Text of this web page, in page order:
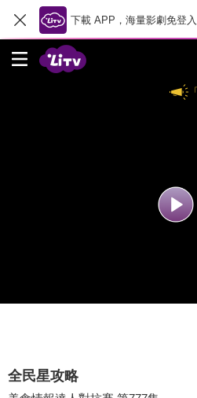
下載 APP，海量影劇免登
全民星攻略